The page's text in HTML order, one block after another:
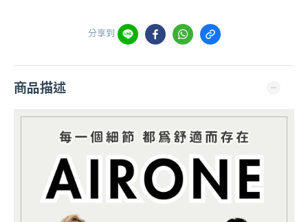
分享到
商品描述